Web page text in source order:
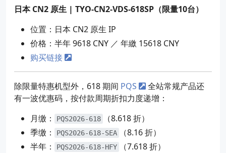
日本 CN2 原生 | TYO-CN2-VDS-618SP（限量10台）
位置：日本 CN2 原生 IP
价格：半年 9618 CNY ／ 年繳 15618 CNY
购买链接
除限量特惠机型外，618 期间 PQS
全站常规产品还
有一波优惠码，按付款周期折扣力度递增：
月缴：
PQS2026-618
（8.618 折）
季缴：
PQS2026-618-SEA
（8.16 折）
半年：
PQS2026-618-HFY
（7.618 折）